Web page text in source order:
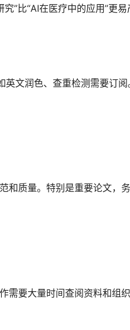
”比“AI在医疗中的应用”更易
英文润色、查重检测需要订阅
和质量。特别是重要论文，
要大量时间查阅资料和组